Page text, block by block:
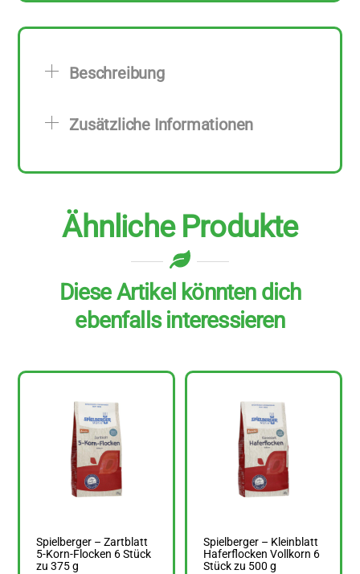
zu
Menge
Beschreibung
Zusätzliche Informationen
Ähnliche Produkte
Diese Artikel könnten dich
ebenfalls interessieren
Spielberger – Zartblatt
5-Korn-Flocken 6 Stück
zu 375 g
Spielberger – Kleinblatt
Haferflocken Vollkorn 6
Stück zu 500 g